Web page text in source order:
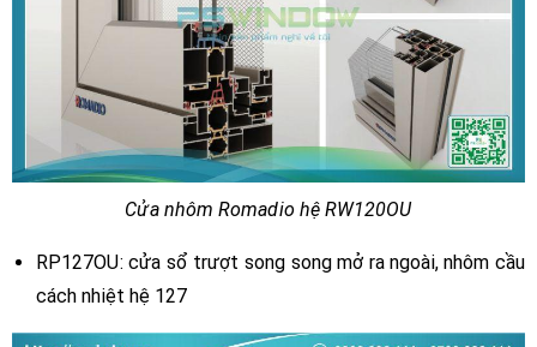
Cửa nhôm Romadio hệ RW120OU
RP127OU: cửa sổ trượt song song mở ra ngoài, nhôm cầu
cách nhiệt hệ 127